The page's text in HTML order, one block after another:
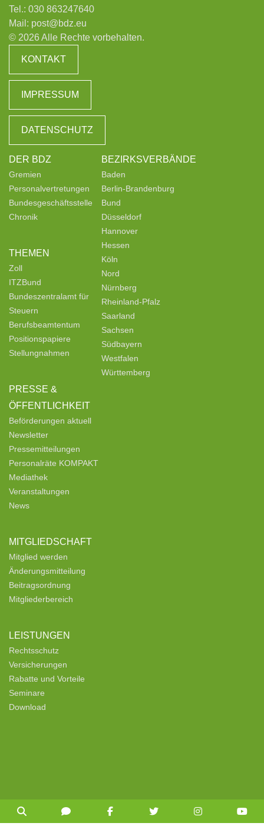
Tel.: 030 863247640
Mail: post@bdz.eu
© 2026 Alle Rechte vorbehalten.
KONTAKT
IMPRESSUM
DATENSCHUTZ
DER BDZ
Gremien
Personalvertretungen
Bundesgeschäftsstelle
Chronik
THEMEN
Zoll
ITZBund
Bundeszentralamt für
Steuern
Berufsbeamtentum
Positionspapiere
Stellungnahmen
PRESSE &
ÖFFENTLICHKEIT
Beförderungen aktuell
Newsletter
Pressemitteilungen
Personalräte KOMPAKT
Mediathek
Veranstaltungen
News
MITGLIEDSCHAFT
Mitglied werden
Änderungsmitteilung
Beitragsordnung
Mitgliederbereich
LEISTUNGEN
Rechtsschutz
Versicherungen
Rabatte und Vorteile
Seminare
Download
BEZIRKSVERBÄNDE
Baden
Berlin-Brandenburg
Bund
Düsseldorf
Hannover
Hessen
Köln
Nord
Nürnberg
Rheinland-Pfalz
Saarland
Sachsen
Südbayern
Westfalen
Württemberg